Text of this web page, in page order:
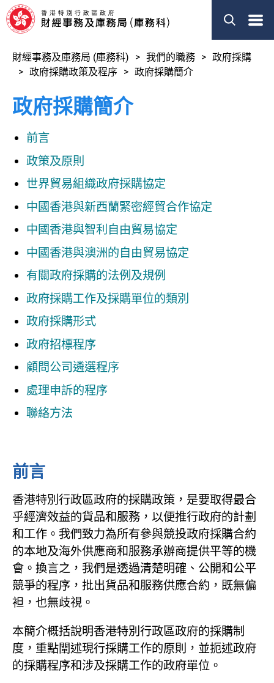
菜
財經事務及庫務局 (庫務科) 我們的職務
政府採購
政府採購政策及程序
政府採購簡介
政府採購簡介
前言
政策及原則
世界貿易組織政府採購協定
中國香港與新西蘭緊密經貿合作協定
中國香港與智利自由貿易協定
中國香港與澳洲的自由貿易協定
有關政府採購的法例及規例
政府採購工作及採購單位的類別
政府採購形式
政府招標程序
顧問公司遴選程序
處理申訴的程序
聯絡方法
前言
香港特別行政區政府的採購政策，是要取得最合
乎經濟效益的貨品和服務，以便推行政府的計劃
和工作。我們致力為所有參與競投政府採購合約
的本地及海外供應商和服務承辦商提供平等的機
會。換言之，我們是透過清楚明確、公開和公平
競爭的程序，批出貨品和服務供應合約，既無偏
袒，也無歧視。
本簡介概括說明香港特別行政區政府的採購制
度，重點闡述現行採購工作的原則，並扼述政府
的採購程序和涉及採購工作的政府單位。